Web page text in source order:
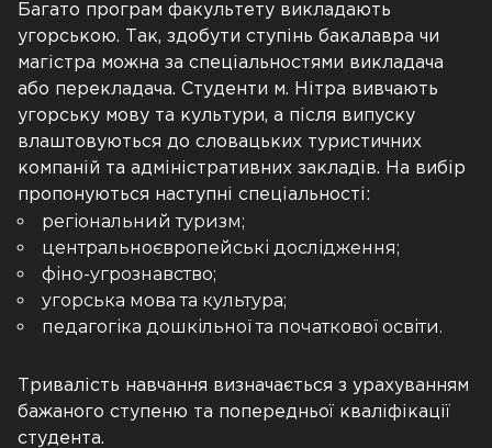
Багато програм факультету викладають
угорською. Так, здобути ступінь бакалавра чи
магістра можна за спеціальностями викладача
або перекладача. Студенти м. Нітра вивчають
угорську мову та культури, а після випуску
влаштовуються до словацьких туристичних
компаній та адміністративних закладів. На вибір
пропонуються наступні спеціальності:
регіональний туризм;
центральноєвропейські дослідження;
фіно-угрознавство;
угорська мова та культура;
педагогіка дошкільної та початкової освіти.
Тривалість навчання визначається з урахуванням
бажаного ступеню та попередньої кваліфікації
студента.